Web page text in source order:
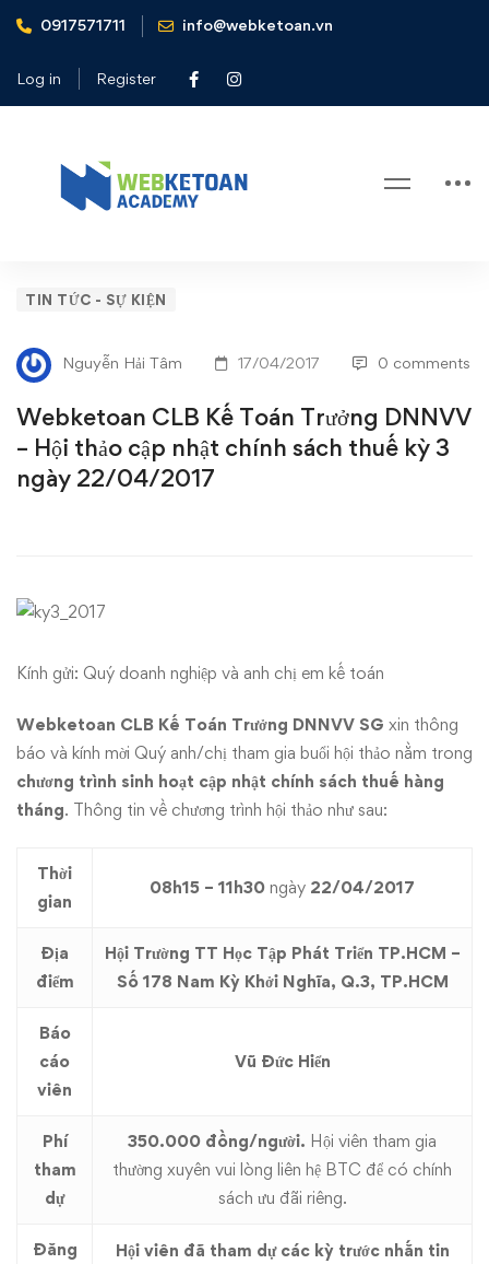
0917571711 info@webketoan.vn
Log in Register
Home
Tin tức - Sự kiện
nhật chính sách thuế kỳ 3 ngày 22/04/2017
Webketoan
CLB
Kế
Toán
Trưởng
–
thảo
cập
nhật
sách
thuế
kỳ
ngày
22/04/2017
TIN TỨC - SỰ KIỆN
Nguyễn Hải Tâm 17/04/2017 0 comments
Webketoan CLB Kế Toán Trưởng DNNVV
– Hội thảo cập nhật chính sách thuế kỳ 3
ngày 22/04/2017
Kính gửi: Quý doanh nghiệp và anh chị em kế toán
Webketoan CLB Kế Toán Trưởng DNNVV SG xin thông
báo và kính mời Quý anh/chị tham gia buổi hội thảo nằm trong
chương trình sinh hoạt cập nhật chính sách thuế hàng
tháng. Thông tin về chương trình hội thảo như sau:
Thời
gian
08h15 – 11h30 ngày 22/04/2017
Địa
điểm
Hội Trường TT Học Tập Phát Triển TP.HCM –
Số 178 Nam Kỳ Khởi Nghĩa, Q.3, TP.HCM
Báo
cáo
viên
Vũ Đức Hiển
Phí
tham
dự
350.000 đồng/người. Hội viên tham gia
thường xuyên vui lòng liên hệ BTC để có chính
sách ưu đãi riêng.
Đăng
Hội viên đã tham dự các kỳ trước nhắn tin